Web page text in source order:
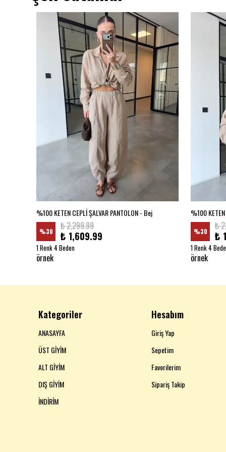
%100 KETEN CEPLİ ŞALVAR PANTOLON - Bej
%30 ₺ 2,299.99
₺ 1,609.99
1 Renk 4 Beden
örnek
%100
%30 ₺
₺
1 Renk 4
örnek
Kategoriler
ANASAYFA
ÜST GİYİM
ALT GİYİM
DIŞ GİYİM
İNDİRİM
Hesabım
Giriş Yap
Sepetim
Favorilerim
Sipariş Takip